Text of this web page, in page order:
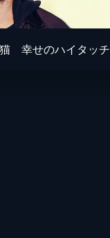
幸せのハイタッチ